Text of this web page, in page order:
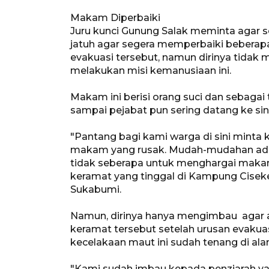
Makam Diperbaiki
Juru kunci Gunung Salak meminta agar
jatuh agar segera memperbaiki
evakuasi tersebut, namun dirinya tidak
melakukan misi kemanusiaan ini.
Makam ini berisi orang suci dan
sampai pejabat pun sering datang ke
"Pantang bagi kami warga di sini minta
makam yang rusak. Mudah-mudahan
tidak seberapa untuk menghargai
keramat yang tinggal di Kampung
Sukabumi.
Namun, dirinya hanya mengimbau
keramat tersebut setelah urusan
kecelakaan maut ini sudah tenang di